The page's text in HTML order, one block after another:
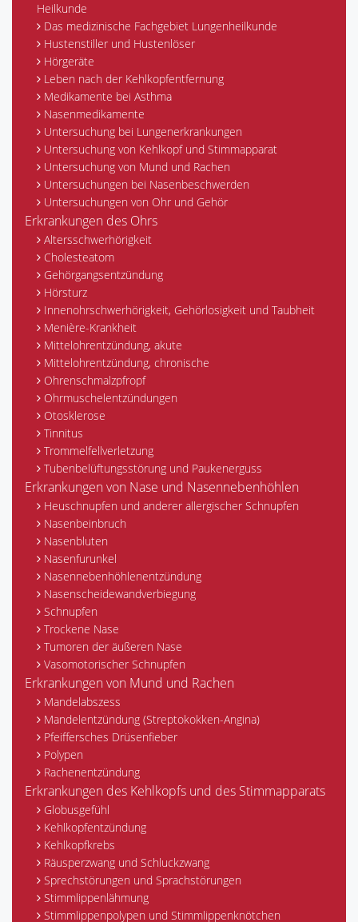
Heilkunde
Das medizinische Fachgebiet Lungenheilkunde
Hustenstiller und Hustenlöser
Hörgeräte
Leben nach der Kehlkopfentfernung
Medikamente bei Asthma
Nasenmedikamente
Untersuchung bei Lungenerkrankungen
Untersuchung von Kehlkopf und Stimmapparat
Untersuchung von Mund und Rachen
Untersuchungen bei Nasenbeschwerden
Untersuchungen von Ohr und Gehör
Erkrankungen des Ohrs
Altersschwerhörigkeit
Cholesteatom
Gehörgangsentzündung
Hörsturz
Innenohrschwerhörigkeit, Gehörlosigkeit und Taubheit
Menière-Krankheit
Mittelohrentzündung, akute
Mittelohrentzündung, chronische
Ohrenschmalzpfropf
Ohrmuschelentzündungen
Otosklerose
Tinnitus
Trommelfellverletzung
Tubenbelüftungsstörung und Paukenerguss
Erkrankungen von Nase und Nasennebenhöhlen
Heuschnupfen und anderer allergischer Schnupfen
Nasenbeinbruch
Nasenbluten
Nasenfurunkel
Nasennebenhöhlenentzündung
Nasenscheidewandverbiegung
Schnupfen
Trockene Nase
Tumoren der äußeren Nase
Vasomotorischer Schnupfen
Erkrankungen von Mund und Rachen
Mandelabszess
Mandelentzündung (Streptokokken-Angina)
Pfeiffersches Drüsenfieber
Polypen
Rachenentzündung
Erkrankungen des Kehlkopfs und des Stimmapparats
Globusgefühl
Kehlkopfentzündung
Kehlkopfkrebs
Räusperzwang und Schluckzwang
Sprechstörungen und Sprachstörungen
Stimmlippenlähmung
Stimmlippenpolypen und Stimmlippenknötchen